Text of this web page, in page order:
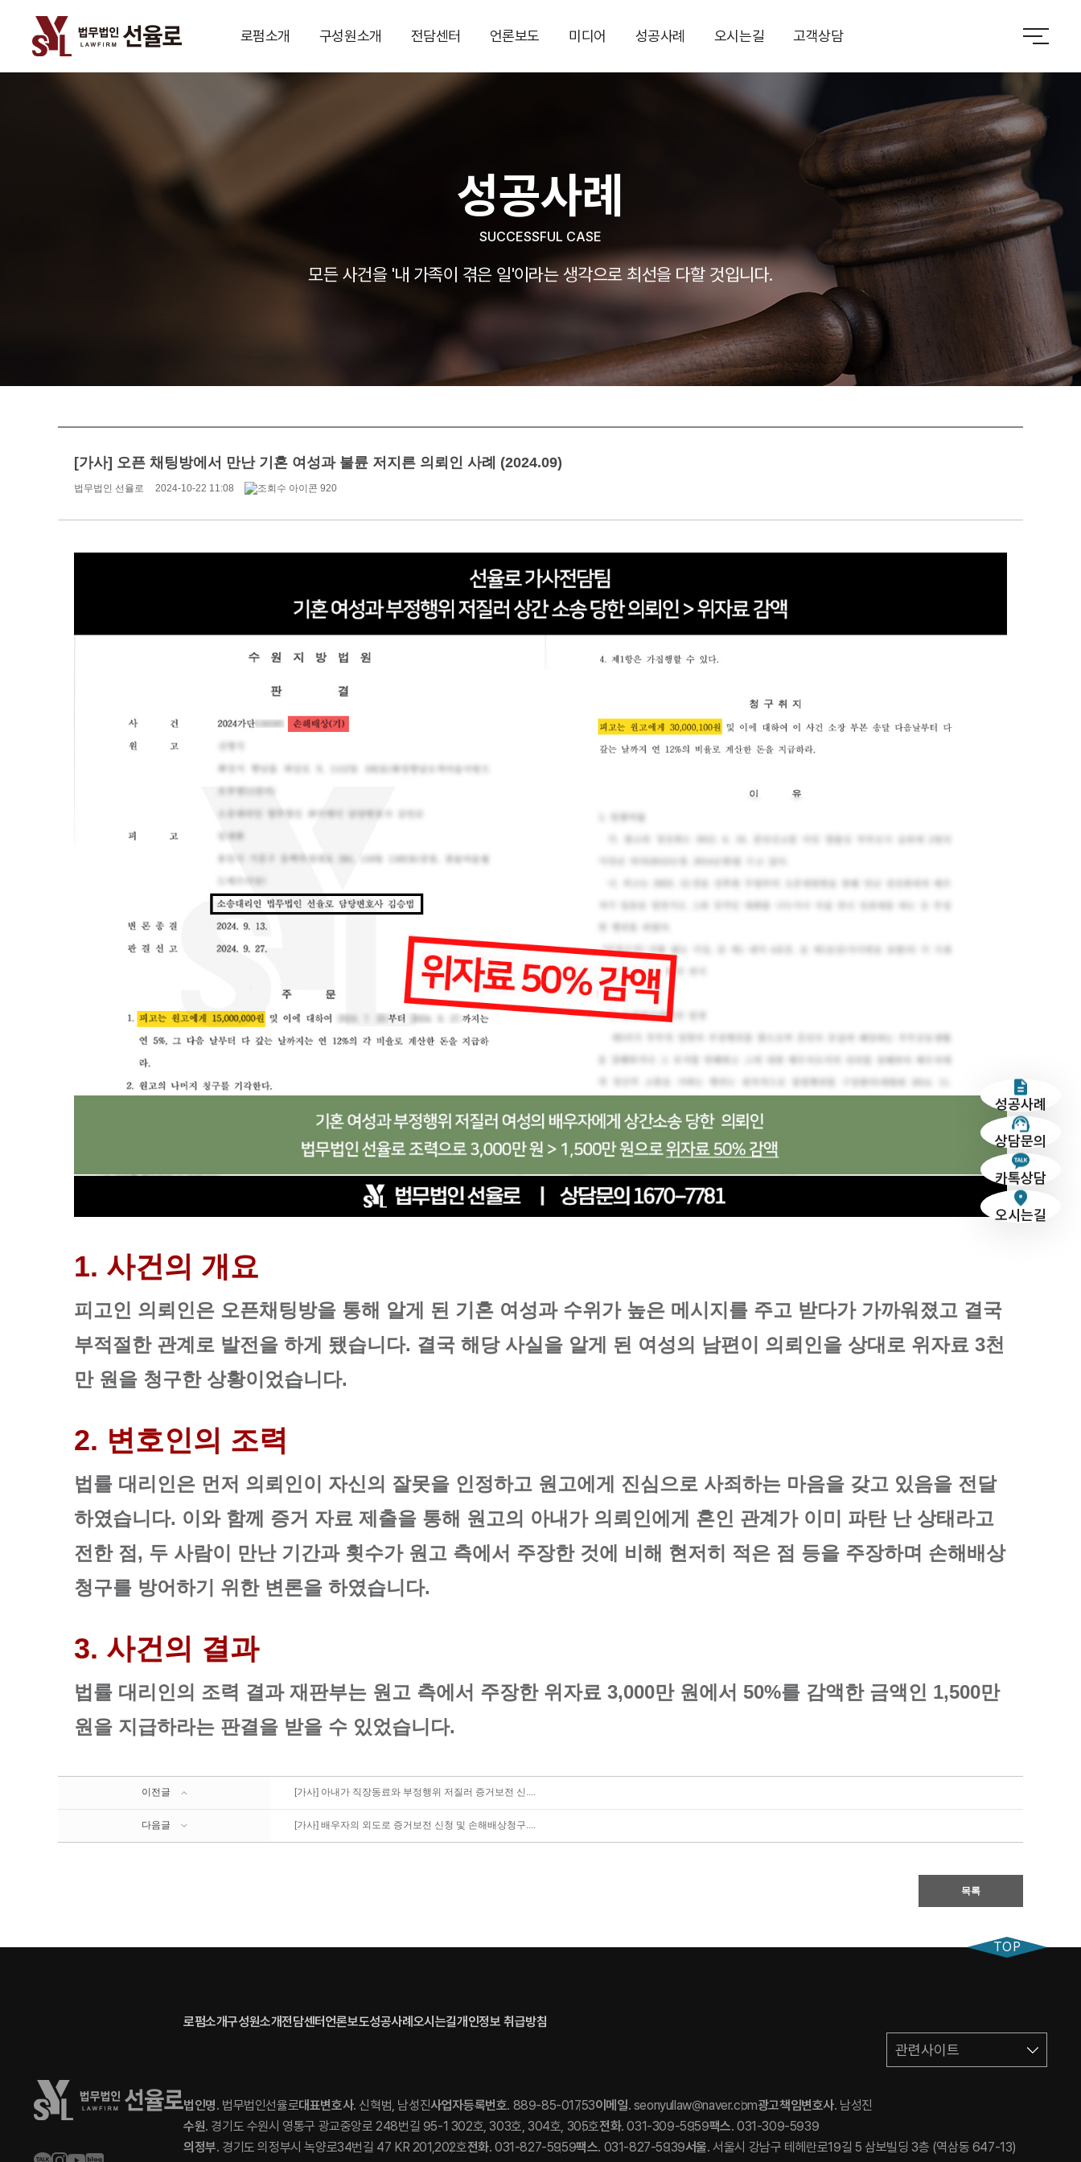
로펌소개 구성원소개 전담센터 언론보도 미디어 성공사례 오시는길 고객상담
성공사례
상담문의
카톡상담
오시는길
성공사례
SUCCESSFUL CASE
모든 사건을 '내 가족이 겪은 일'이라는 생각으로 최선을 다할 것입니다.
[가사] 오픈 채팅방에서 만난 기혼 여성과 불륜 저지른 의뢰인 사례 (2024.09)
법무법인 선율로 2024-10-22 11:08 920
1. 사건의 개요
피고인 의뢰인은 오픈채팅방을 통해 알게 된 기혼 여성과 수위가 높은 메시지를 주고 받다가 가까워졌고 결국
부적절한 관계로 발전을 하게 됐습니다. 결국 해당 사실을 알게 된 여성의 남편이 의뢰인을 상대로 위자료 3천
만 원을 청구한 상황이었습니다.
2. 변호인의 조력
법률 대리인은 먼저 의뢰인이 자신의 잘못을 인정하고 원고에게 진심으로 사죄하는 마음을 갖고 있음을 전달
하였습니다. 이와 함께 증거 자료 제출을 통해 원고의 아내가 의뢰인에게 혼인 관계가 이미 파탄 난 상태라고
전한 점, 두 사람이 만난 기간과 횟수가 원고 측에서 주장한 것에 비해 현저히 적은 점 등을 주장하며 손해배상
청구를 방어하기 위한 변론을 하였습니다.
3. 사건의 결과
법률 대리인의 조력 결과 재판부는 원고 측에서 주장한 위자료 3,000만 원에서 50%를 감액한 금액인 1,500만
원을 지급하라는 판결을 받을 수 있었습니다.
이전글 [가사] 아내가 직장동료와 부정행위 저질러 증거보전 신....
다음글 [가사] 배우자의 외도로 증거보전 신청 및 손해배상청구....
목록
로펌소개구성원소개전담센터언론보도성공사례 오시는길개인정보 취급방침
관련사이트
법인명. 법무법인선율로대표변호사. 신혁범, 남성진사업자등록번호. 889-85-01753이메일. seonyullaw@naver.com광고책임변호사. 남성진
수원. 경기도 수원시 영통구 광교중앙로 248번길 95-1 302호, 303호, 304호, 305호전화. 031-309-5959팩스. 031-309-5939
의정부. 경기도 의정부시 녹양로34번길 47 KR 201,202호전화. 031-827-5959팩스. 031-827-5939서울. 서울시 강남구 테헤란로19길 5 삼보빌딩 3층 (역삼동 647-13)
TOP